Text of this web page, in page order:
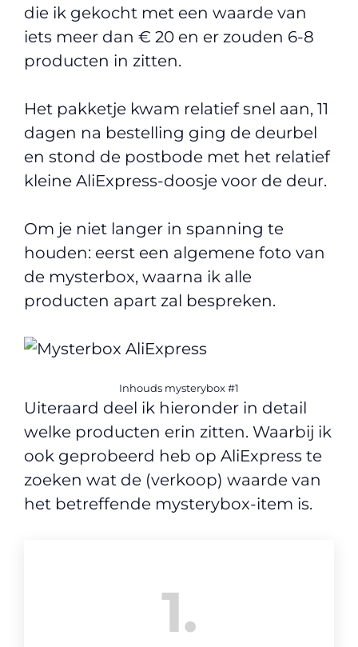
die ik gekocht met een waarde van
iets meer dan € 20 en er zouden 6-8
producten in zitten.
Het pakketje kwam relatief snel aan, 11
dagen na bestelling ging de deurbel
en stond de postbode met het relatief
kleine AliExpress-doosje voor de deur.
Om je niet langer in spanning te
houden: eerst een algemene foto van
de mysterbox, waarna ik alle
producten apart zal bespreken.
Inhouds mysterybox #1
Uiteraard deel ik hieronder in detail
welke producten erin zitten. Waarbij ik
ook geprobeerd heb op AliExpress te
zoeken wat de (verkoop) waarde van
het betreffende mysterybox-item is.
1